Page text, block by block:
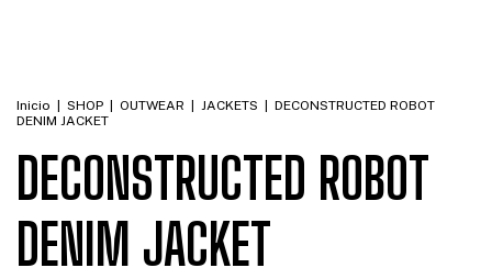
Inicio SHOP OUTWEAR JACKETS
DECONSTRUCTED ROBOT
DENIM JACKET
DECONSTRUCTED ROBOT
DENIM JACKET